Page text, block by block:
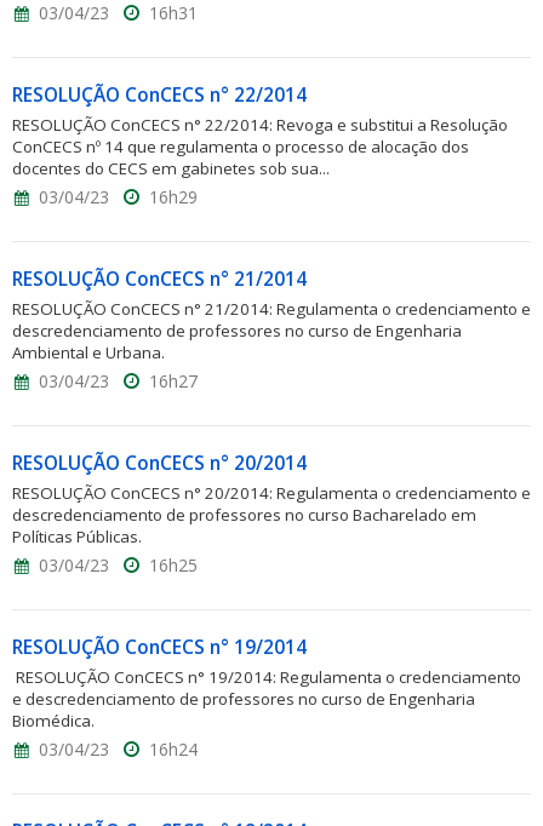
03/04/23 16h31
RESOLUÇÃO ConCECS n° 22/2014
RESOLUÇÃO ConCECS n° 22/2014: Revoga e substitui a Resolução
ConCECS nº 14 que regulamenta o processo de alocação dos
docentes do CECS em gabinetes sob sua...
03/04/23 16h29
RESOLUÇÃO ConCECS n° 21/2014
RESOLUÇÃO ConCECS n° 21/2014: Regulamenta o credenciamento e
descredenciamento de professores no curso de Engenharia
Ambiental e Urbana.
03/04/23 16h27
RESOLUÇÃO ConCECS n° 20/2014
RESOLUÇÃO ConCECS n° 20/2014: Regulamenta o credenciamento e
descredenciamento de professores no curso Bacharelado em
Políticas Públicas.
03/04/23 16h25
RESOLUÇÃO ConCECS n° 19/2014
RESOLUÇÃO ConCECS n° 19/2014: Regulamenta o credenciamento
e descredenciamento de professores no curso de Engenharia
Biomédica.
03/04/23 16h24